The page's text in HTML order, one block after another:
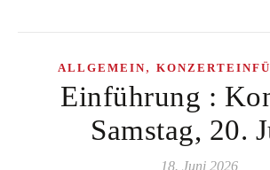
ALLGEMEIN,
Einführung :
Samstag, 20.
18. Juni 2026